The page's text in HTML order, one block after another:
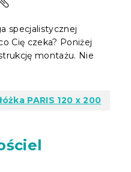
specjalistycznej
Cię czeka? Poniżej
montażu. Nie
PARIS 120 x 200